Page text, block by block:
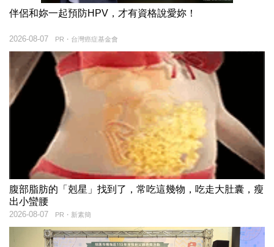
伴侶和妳一起預防HPV，才有資格說愛妳！
PR・台灣癌症基金會
2026-08-07
腹部脂肪的「剋星」找到了，常吃這幾物，吃走大肚囊，瘦
出小蠻腰
PR・新素簡
2026-08-07